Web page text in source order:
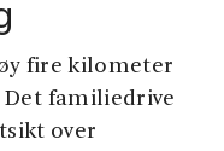
fire kilometer
familiedrive
over